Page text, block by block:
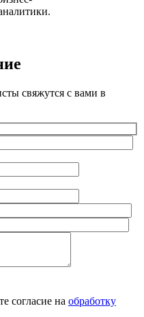
свяжутся с вами в
согласие на обработку